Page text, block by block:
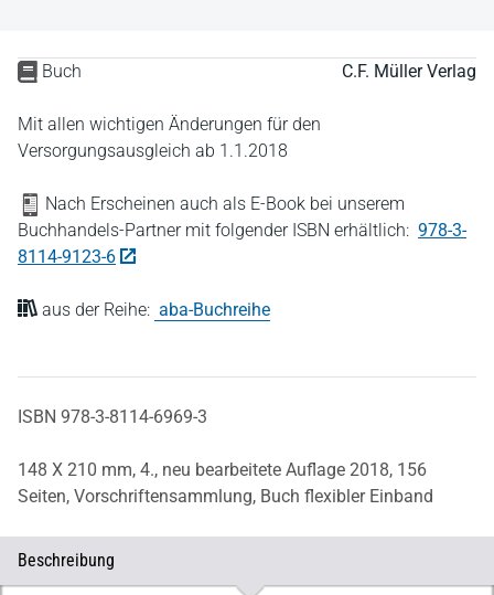
Buch C.F. Müller Verlag
Mit allen wichtigen Änderungen für den
Versorgungsausgleich ab 1.1.2018
Nach Erscheinen auch als E-Book bei unserem
Buchhandels-Partner mit folgender ISBN erhältlich: 978-3-
8114-9123-6
aus der Reihe: aba-Buchreihe
ISBN 978-3-8114-6969-3
148 X 210 mm, 4., neu bearbeitete Auflage 2018, 156
Seiten, Vorschriftensammlung, Buch flexibler Einband
Beschreibung